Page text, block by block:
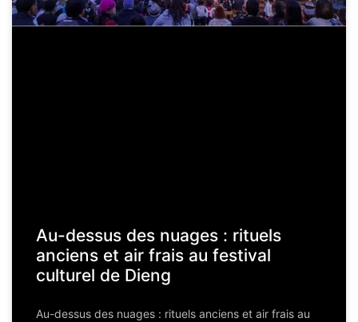
Au-dessus des nuages : rituels
anciens et air frais au festival
culturel de Dieng
Au-dessus des nuages : rituels anciens et air frais au